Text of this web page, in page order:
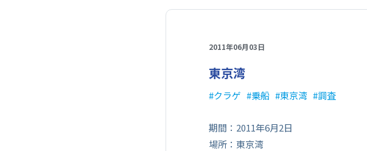
2011年06月03日
東京湾
クラゲ 乗船 東京湾 調査
期間：2011年6月2日
場所：東京湾